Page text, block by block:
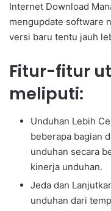
Internet Download
mengupdate software
versi baru tentu jauh
Fitur-fitur
meliputi:
Unduhan Lebih
beberapa bagian
unduhan secara
kinerja unduhan.
Jeda dan
unduhan dari